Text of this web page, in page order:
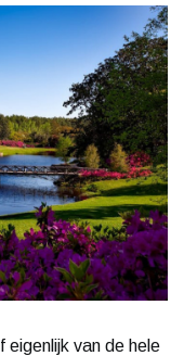
eigenlijk van de hele